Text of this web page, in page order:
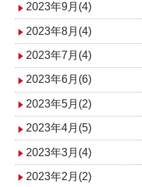
2023年9月(4)
2023年8月(4)
2023年7月(4)
2023年6月(6)
2023年5月(2)
2023年4月(5)
2023年3月(4)
2023年2月(2)